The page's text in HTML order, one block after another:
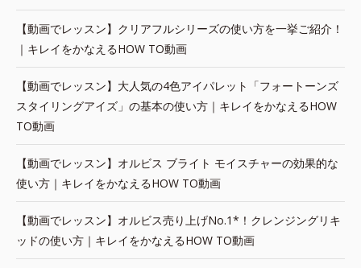
【動画でレッスン】クリアフルシリーズの使い方を一挙ご紹介！
｜キレイをかなえるHOW TO動画
【動画でレッスン】大人気の4色アイパレット「フォートーンズ
スタイリングアイズ」の基本の使い方｜キレイをかなえるHOW
TO動画
【動画でレッスン】オルビス ブライト モイスチャーの効果的な
使い方｜キレイをかなえるHOW TO動画
【動画でレッスン】オルビス売り上げNo.1*！クレンジングリキ
ッドの使い方｜キレイをかなえるHOW TO動画